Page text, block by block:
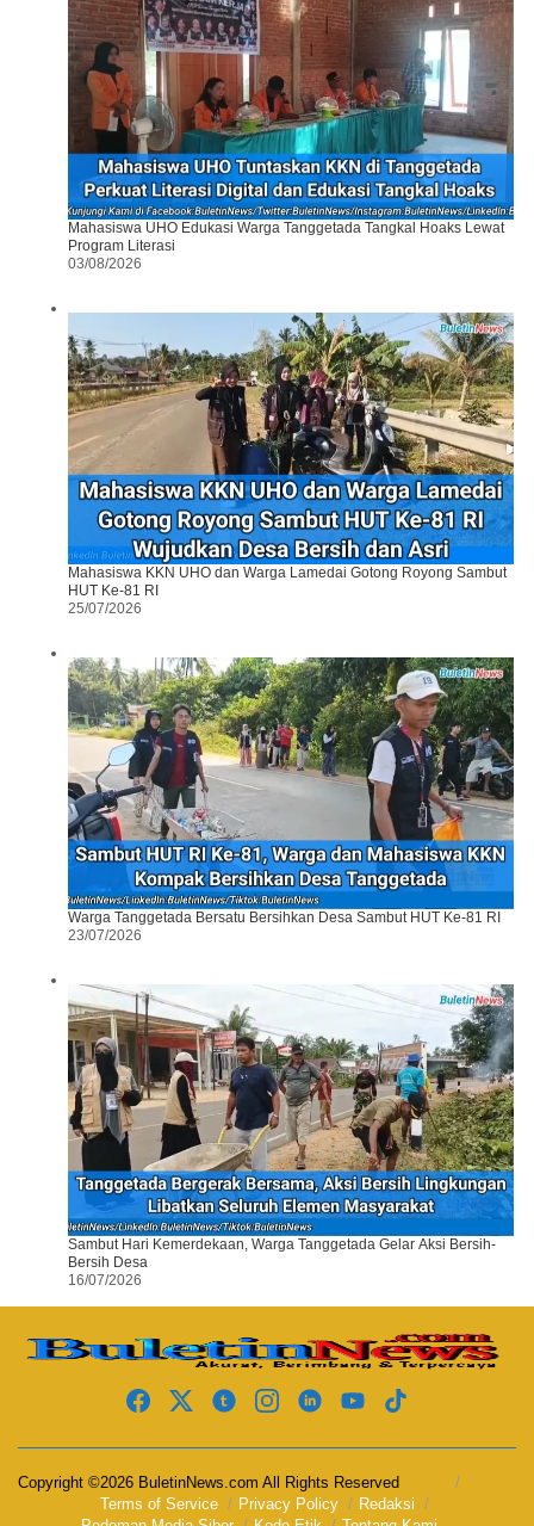
Mahasiswa UHO Edukasi Warga Tanggetada Tangkal Hoaks Lewat
Program Literasi
03/08/2026
Mahasiswa KKN UHO dan Warga Lamedai Gotong Royong Sambut
HUT Ke-81 RI
25/07/2026
Warga Tanggetada Bersatu Bersihkan Desa Sambut HUT Ke-81 RI
23/07/2026
Sambut Hari Kemerdekaan, Warga Tanggetada Gelar Aksi Bersih-
Bersih Desa
16/07/2026
Copyright ©2026 BuletinNews.com All Rights Reserved
Terms of Service
Privacy Policy
Redaksi